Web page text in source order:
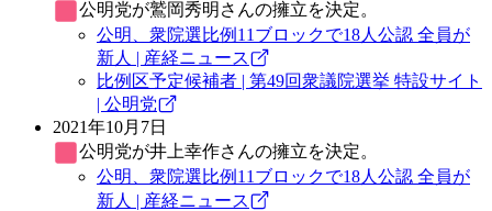
公明党が鷲岡秀明さんの擁立を決定。
公明、衆院選比例11ブロックで18人公認 全員が
新人 | 産経ニュース
比例区予定候補者 | 第49回衆議院選挙 特設サイト
| 公明党
2021年10月7日
公明党が井上幸作さんの擁立を決定。
公明、衆院選比例11ブロックで18人公認 全員が
新人 | 産経ニュース